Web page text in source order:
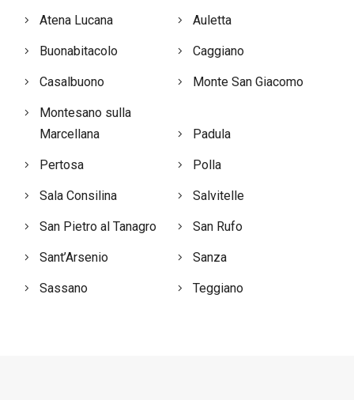
Atena Lucana Auletta
Buonabitacolo Caggiano
Casalbuono Monte San Giacomo
Montesano sulla
Marcellana
Padula
Pertosa Polla
Sala Consilina Salvitelle
San Pietro al Tanagro San Rufo
Sant’Arsenio Sanza
Sassano Teggiano